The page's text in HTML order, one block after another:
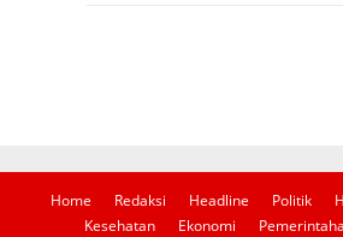
Home Redaksi Headline Politik
Kesehatan
Ekonomi